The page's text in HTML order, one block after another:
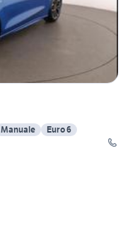
Manuale
Euro 6